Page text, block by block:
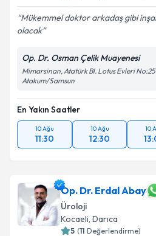
Mükemmel doktor arkadaş gibi
olacak
Op. Dr. Osman Çelik Muayenesi
Mimarsinan, Atatürk Bl. Lotus Evleri
Atakum/Samsun
En Yakın Saatler
10 Ağu
11:30
10 Ağu
12:30
10
Op. Dr. Erdal Abay
Üroloji
Kocaeli, Darıca
5 (11 Değerlendirme)